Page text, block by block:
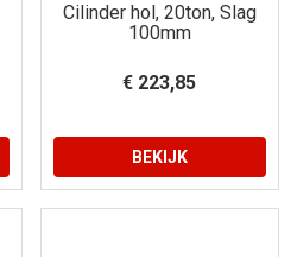
Cilinder hol, 20ton, Slag
100mm
€ 223,85
BEKIJK